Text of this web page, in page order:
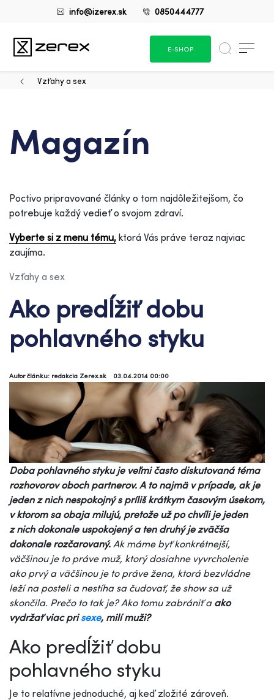
info@izerex.sk 0850444777
E-SHOP
Vzťahy a sex
Magazín
Poctivo pripravované články o tom najdôležitejšom, čo
potrebuje každý vedieť o svojom zdraví.
Vyberte si z menu tému, ktorá Vás práve teraz najviac
zaujíma.
Vzťahy a sex
Ako predĺžiť dobu
pohlavného styku
Autor článku: redakcia Zerex.sk 03.04.2014 00:00
Doba pohlavného styku je veľmi často diskutovaná téma
rozhovorov oboch partnerov. A to najmä v prípade, ak je
jeden z nich nespokojný s príliš krátkym časovým úsekom,
v ktorom sa obaja milujú, pretože už po chvíli je jeden
z nich dokonale uspokojený a ten druhý je zväčša
dokonale rozčarovaný. Ak máme byť konkrétnejší,
väčšinou je to práve muž, ktorý dosiahne vyvrcholenie
ako prvý a väčšinou je to práve žena, ktorá bezvládne
leží na posteli a nestíha sa čudovať, že show sa už
skončila. Prečo to tak je? Ako tomu zabrániť aako
vydržať viac prisexe, milí muži?
Ako predĺžiť dobu
pohlavného styku
Je to relatívne jednoduché, aj keď zložité zároveň.